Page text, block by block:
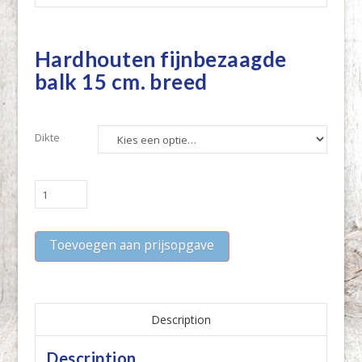
Hardhouten fijnbezaagde
balk 15 cm. breed
Dikte
Hardhouten
fijnbezaagde
cm.
quantity
Toevoegen aan prijsopgave
Description
Description